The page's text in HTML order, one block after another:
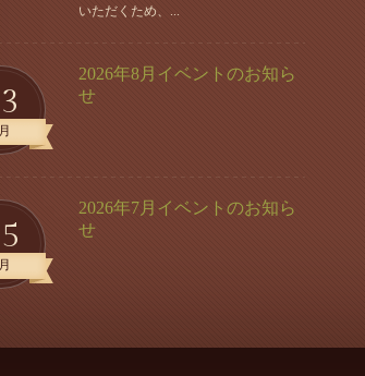
いただくため、...
2026年8月イベントのお知ら
せ
2026年7月イベントのお知ら
せ